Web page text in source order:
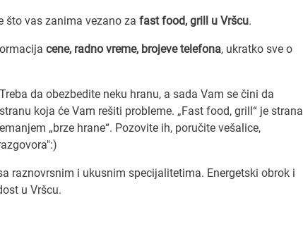
što vas zanima vezano za fast food, grill u Vršcu.
cene, radno vreme, brojeve telefona, ukratko sve o
da obezbedite neku hranu, a sada Vam se čini da
koja će Vam rešiti probleme. „Fast food, grill“ je strana
„brze hrane“. Pozovite ih, poručite vešalice,
raznovrsnim i ukusnim specijalitetima. Energetski obrok i
u Vršcu.